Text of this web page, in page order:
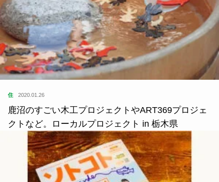
住 2020.01.26
鹿沼のすごい木工プロジェクトやART369プロジェ
クトなど。ローカルプロジェクト in 栃木県